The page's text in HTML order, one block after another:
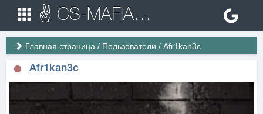
✌ CS-MAFIA.RU ✌ Игровые сервера Counter Strike 1.6
Главная страница / Пользователи / Afr1kan3c
Afr1kan3c